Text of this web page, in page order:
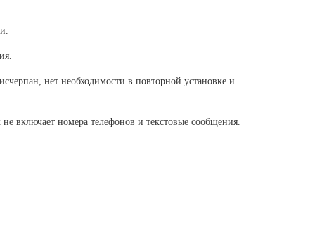
нет необходимости в повторной установке и
включает номера телефонов и текстовые сообщения.